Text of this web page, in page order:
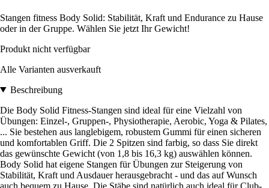
Stangen fitness Body Solid: Stabilität, Kraft und Endurance zu Hause
oder in der Gruppe. Wählen Sie jetzt Ihr Gewicht!
Produkt nicht verfügbar
Alle Varianten ausverkauft
Beschreibung
Die Body Solid Fitness-Stangen sind ideal für eine Vielzahl von
Übungen: Einzel-, Gruppen-, Physiotherapie, Aerobic, Yoga & Pilates,
... Sie bestehen aus langlebigem, robustem Gummi für einen sicheren
und komfortablen Griff. Die 2 Spitzen sind farbig, so dass Sie direkt
das gewünschte Gewicht (von 1,8 bis 16,3 kg) auswählen können.
Body Solid hat eigene Stangen für Übungen zur Steigerung von
Stabilität, Kraft und Ausdauer herausgebracht - und das auf Wunsch
auch bequem zu Hause. Die Stäbe sind natürlich auch ideal für Club-